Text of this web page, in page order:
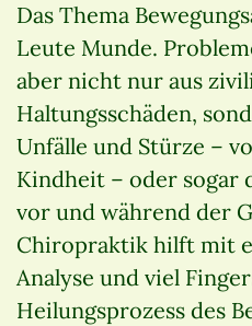
Das Thema
Leute Munde.
aber nicht nur aus
Haltungsschäden,
Unfälle und Stürze –
Kindheit – oder sogar
vor und während der
Chiropraktik hilft mit
Analyse und viel
Heilungsprozess des